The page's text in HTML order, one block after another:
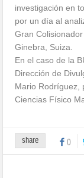
investigación en
por un día al
Gran
Ginebra, Suiza.
En el caso de la
Dirección de
Mario Rodríguez,
Ciencias Físico
share 0